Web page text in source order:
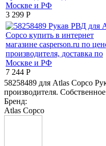
3 299 Р
7 244 Р
58258489 для Atlas Copco
производителя.
Бренд:
Atlas Copco